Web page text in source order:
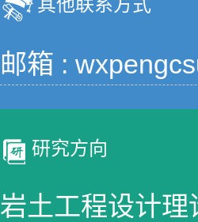
其他联系方式
邮箱 :
研究方向
岩土工程设计